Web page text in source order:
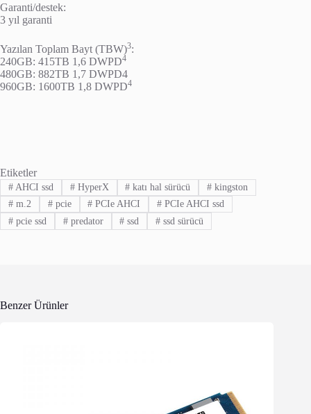
Garanti/destek:
3 yıl garanti
Yazılan Toplam Bayt (TBW)3:
240GB: 415TB 1,6 DWPD4
480GB: 882TB 1,7 DWPD4
960GB: 1600TB 1,8 DWPD4
Etiketler
#AHCI ssd #HyperX # katı hal sürücü # kingston
#m.2 #pcie # PCIe AHCI # PCIe AHCI ssd
#pcie ssd #predator # ssd # ssd sürücü
Benzer Ürünler